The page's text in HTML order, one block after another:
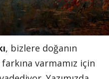
, bizlere doğanın
varmamız için